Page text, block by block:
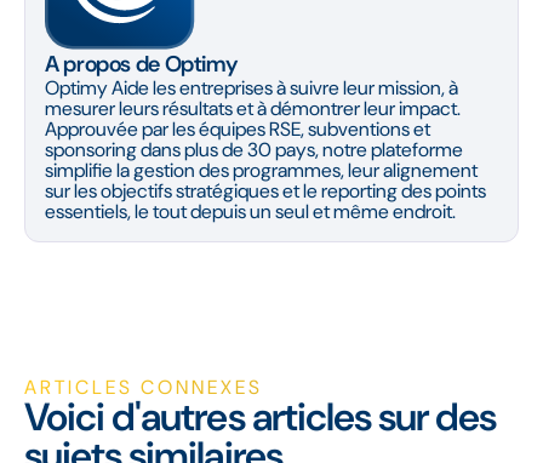
A propos de Optimy
Optimy Aide les entreprises à suivre leur mission, à
mesurer leurs résultats et à démontrer leur impact.
Approuvée par les équipes RSE, subventions et
sponsoring dans plus de 30 pays, notre plateforme
simplifie la gestion des programmes, leur alignement
sur les objectifs stratégiques et le reporting des points
essentiels, le tout depuis un seul et même endroit.
ARTICLES CONNEXES
Voici d'autres articles sur des